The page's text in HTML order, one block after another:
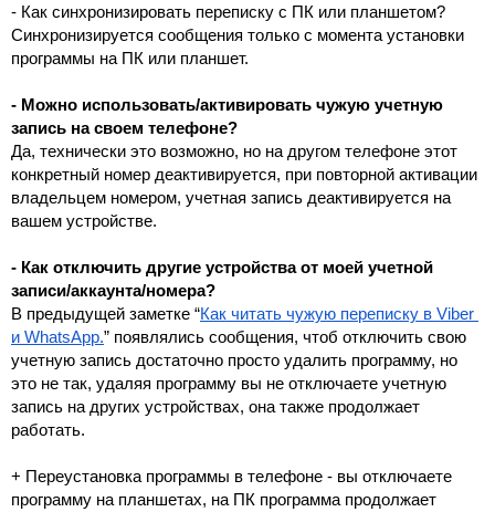
- Как синхронизировать переписку с ПК или планшетом?
Синхронизируется сообщения только с момента установки
программы на ПК или планшет.
- Можно использовать/активировать чужую учетную
запись на своем телефоне?
Да, технически это возможно, но на другом телефоне этот
конкретный номер деактивируется, при повторной активации
владельцем номером, учетная запись деактивируется на
вашем устройстве.
- Как отключить другие устройства от моей учетной
записи/аккаунта/номера?
В предыдущей заметке “Как читать чужую переписку в Viber
и WhatsApp.” появлялись сообщения, чтоб отключить свою
учетную запись достаточно просто удалить программу, но
это не так, удаляя программу вы не отключаете учетную
запись на других устройствах, она также продолжает
работать.
+ Переустановка программы в телефоне - вы отключаете
программу на планшетах, на ПК программа продолжает